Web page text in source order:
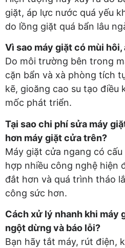
giặt, áp lực nước quá yếu
do lồng giặt quá bẩn lâu
Vì sao máy giặt có mùi
Do môi trường bên trong
cặn bẩn và xà phòng tích
kẽ, gioăng cao su tạo điều
mốc phát triển.
Tại sao chi phí sửa máy
hơn máy giặt cửa trên?
Máy giặt cửa ngang có
hợp nhiều công nghệ hiện
đắt hơn và quá trình tháo
công sức hơn.
Cách xử lý nhanh khi máy
ngột dừng và báo lỗi?
Bạn hãy tắt máy, rút điện,